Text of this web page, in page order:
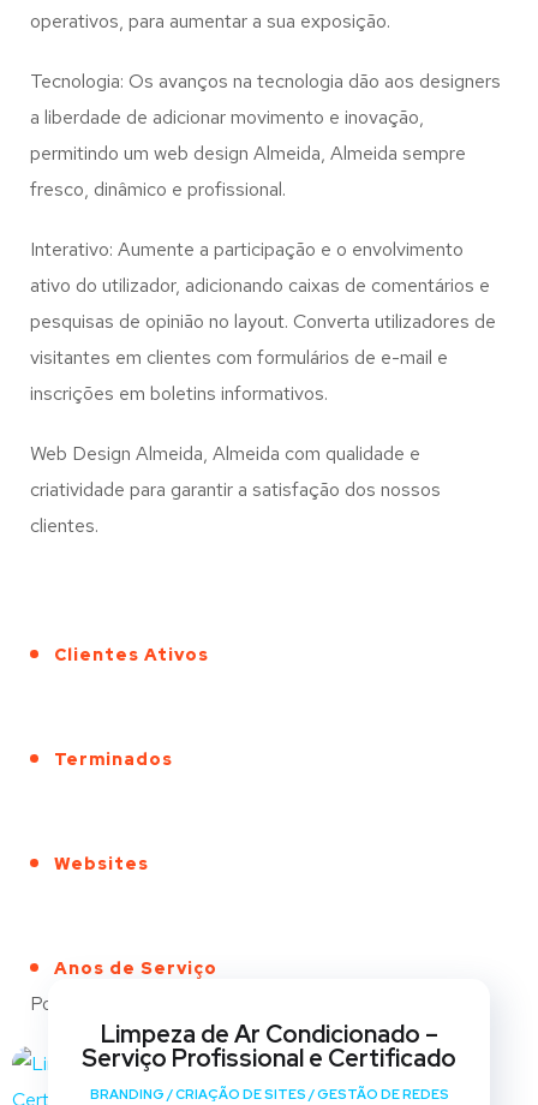
operativos, para aumentar a sua exposição.
Tecnologia: Os avanços na tecnologia dão aos designers
a liberdade de adicionar movimento e inovação,
permitindo um web design Almeida, Almeida sempre
fresco, dinâmico e profissional.
Interativo: Aumente a participação e o envolvimento
ativo do utilizador, adicionando caixas de comentários e
pesquisas de opinião no layout. Converta utilizadores de
visitantes em clientes com formulários de e-mail e
inscrições em boletins informativos.
Web Design Almeida, Almeida com qualidade e
criatividade para garantir a satisfação dos nossos
clientes.
Clientes Ativos
Terminados
Websites
Anos de Serviço
Portfólio
Limpeza de Ar Condicionado –
Serviço Profissional e Certificado
BRANDING /CRIAÇÃO DE SITES /GESTÃO DE REDES